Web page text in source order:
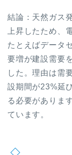
結論：天然ガス
上昇したため、
たとえばデータ
要増が建設需要
した。理由は需
設期間が23%延
る必要がありま
ています。